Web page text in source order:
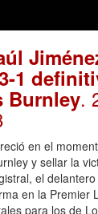
1
Burnley.
en el
y sellar la
el
en la Premier
para los de